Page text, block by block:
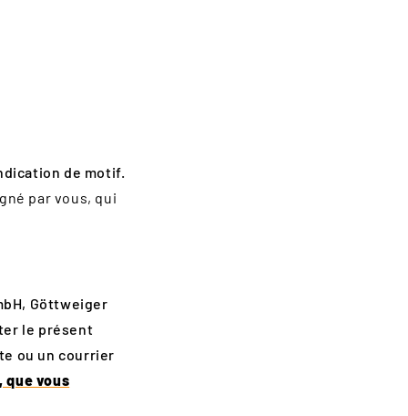
de motif.
par vous, qui
Göttweiger
le présent
ou un courrier
vous